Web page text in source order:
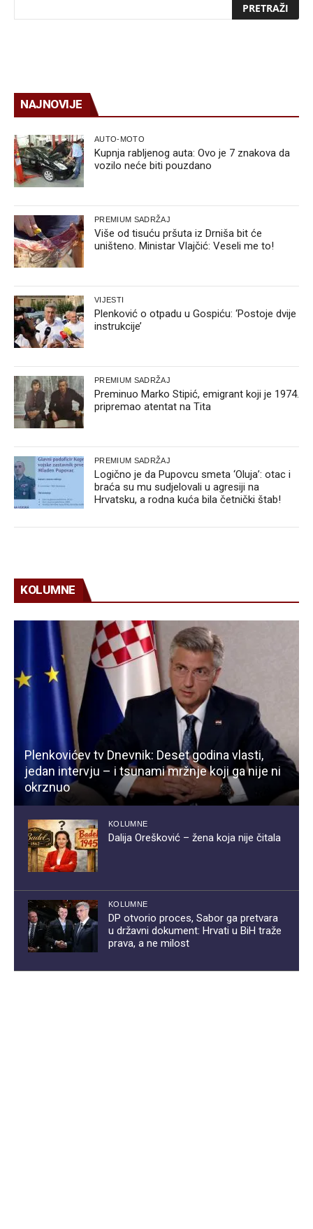
NAJNOVIJE
AUTO-MOTO
Kupnja rabljenog auta: Ovo je 7 znakova da
vozilo neće biti pouzdano
PREMIUM SADRŽAJ
Više od tisuću pršuta iz Drniša bit će
uništeno. Ministar Vlajčić: Veseli me to!
VIJESTI
Plenković o otpadu u Gospiću: ‘Postoje dvije
instrukcije’
PREMIUM SADRŽAJ
Preminuo Marko Stipić, emigrant koji je 1974.
pripremao atentat na Tita
PREMIUM SADRŽAJ
Logično je da Pupovcu smeta ‘Oluja’: otac i
braća su mu sudjelovali u agresiji na
Hrvatsku, a rodna kuća bila četnički štab!
KOLUMNE
Plenkovićev tv Dnevnik: Deset godina vlasti,
jedan intervju – i tsunami mržnje koji ga nije ni
okrznuo
KOLUMNE
Dalija Orešković – žena koja nije čitala
KOLUMNE
DP otvorio proces, Sabor ga pretvara
u državni dokument: Hrvati u BiH traže
prava, a ne milost